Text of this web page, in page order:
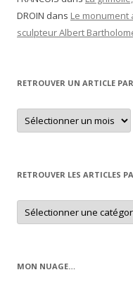
DROIN dans Le monument
sculpteur Albert
RETROUVER UN ARTICLE
Retrouver
un
article
RETROUVER LES ARTICLES
Retrouver
les
articles
MON NUAGE…